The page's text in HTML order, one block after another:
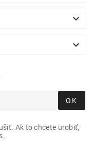


OK
Ak to chcete urobiť,